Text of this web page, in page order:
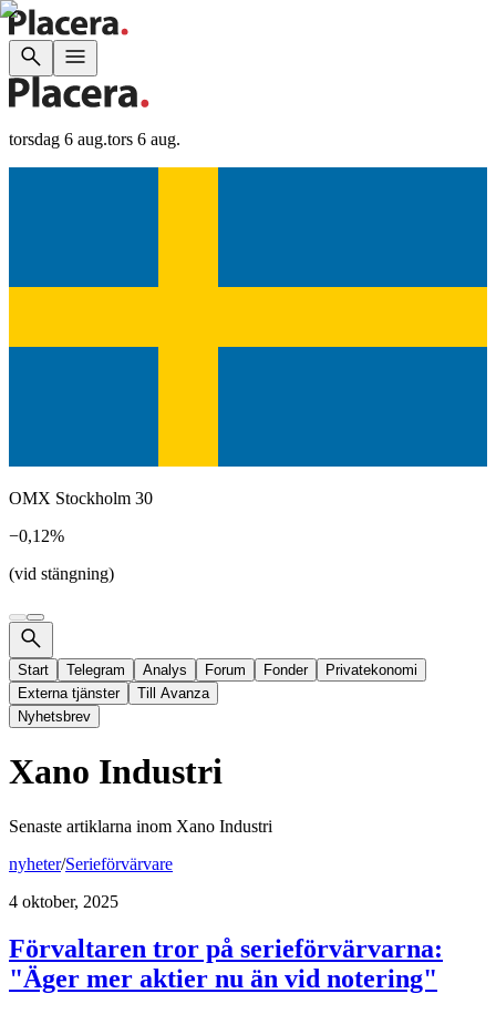
torsdag 6 aug.tors 6 aug.
OMX Stockholm 30
−0,12%
(vid stängning)
Start Telegram Analys Forum Fonder
Privatekonomi
Externa tjänster
Till Avanza
Nyhetsbrev
Xano Industri
Senaste artiklarna inom Xano Industri
nyheter/Serieförvärvare
4 oktober, 2025
Förvaltaren tror på serieförvärvarna:
"Äger mer aktier nu än vid notering"